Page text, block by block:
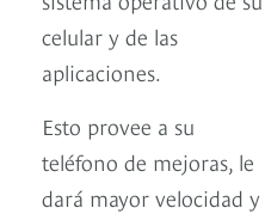
celular y de las
aplicaciones.
Esto provee a su
teléfono de mejoras, le
dará mayor velocidad y